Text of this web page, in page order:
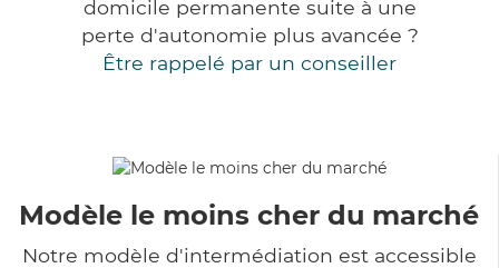
domicile permanente suite à une
perte d'autonomie plus avancée ?
Être rappelé par un conseiller
Modèle le moins cher du marché
Notre modèle d'intermédiation est accessible